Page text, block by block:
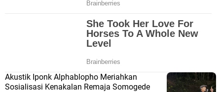
Akustik Iponk Alphablopho Meriahkan
Sosialisasi Kenakalan Remaja Somogede